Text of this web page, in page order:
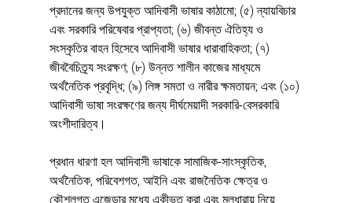
প্রদানের জন্য উপযুক্ত আদিবাসী ভাষার কাঠামো; (৫) ন্যায়বিচার
এবং সরকারি পরিষেবার প্রাপ্যতা; (৬) জীবন্ত ঐতিহ্য ও
সংস্কৃতির বাহন হিসেবে আদিবাসী ভাষার ধারাবাহিকতা; (৭)
জীববৈচিত্র্য সংরক্ষণ; (৮) উন্নত শালীন কাজের মাধ্যমে
অর্থনৈতিক প্রবৃদ্ধি; (৯) লিঙ্গ সমতা ও নারীর ক্ষমতায়ন; এবং (১০)
আদিবাসী ভাষা সংরক্ষণের জন্য দীর্ঘমেয়াদী সরকারি-বেসরকারি
অংশীদারিত্ব।
প্রধান ধারণা হল আদিবাসী ভাষাকে সামাজিক-সাংস্কৃতিক,
অর্থনৈতিক, পরিবেশগত, আইনি এবং রাজনৈতিক ক্ষেত্র ও
কৌশলগত এজেন্ডার মধ্যে একীভূত করা এবং মূলধারায় নিয়ে